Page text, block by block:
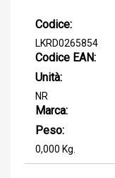
Codice:
LKRD0265854
Codice EAN:
Unità:
NR
Marca:
Peso:
0,000 Kg.